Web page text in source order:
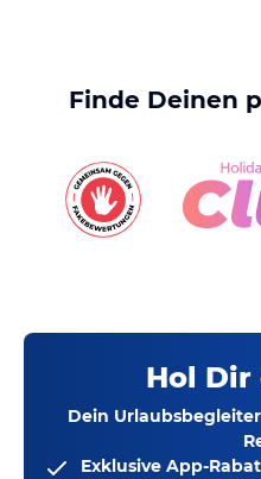
Finde Deinen
Hol Dir
Dein
Exklusive App-